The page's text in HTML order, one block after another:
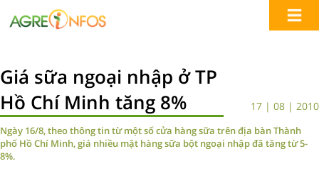
Giá sữa ngoại nhập ở TP
Hồ Chí Minh tăng 8%
17 | 08 | 2010
Ngày 16/8, theo thông tin từ một số cửa hàng sữa trên địa bàn Thành
phố Hồ Chí Minh, giá nhiều mặt hàng sữa bột ngoại nhập đã tăng từ 5-
8%.